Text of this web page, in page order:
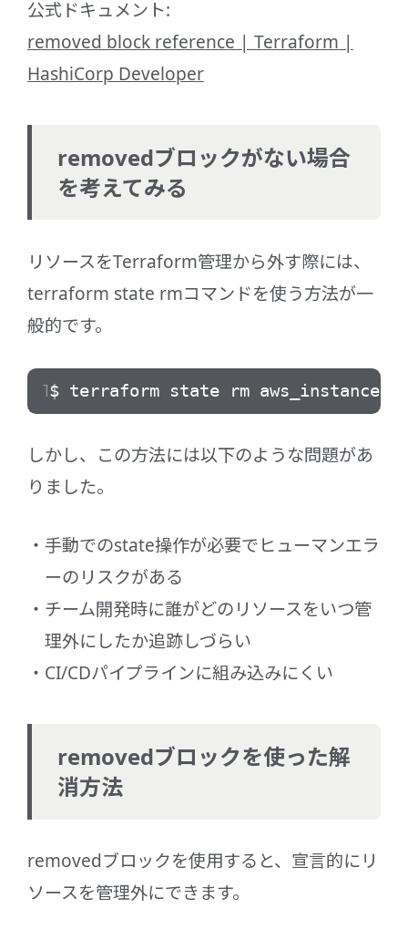
公式ドキュメント:
removed block reference | Terraform |
HashiCorp Developer
removedブロックがない場合
を考えてみる
リソースをTerraform管理から外す際には、
terraform state rmコマンドを使う方法が一
般的です。
$ terraform state rm
しかし、この方法には以下のような問題があ
りました。
手動でのstate操作が必要でヒューマンエラ
ーのリスクがある
チーム開発時に誰がどのリソースをいつ管
理外にしたか追跡しづらい
CI/CDパイプラインに組み込みにくい
removedブロックを使った解
消方法
removedブロックを使用すると、宣言的にリ
ソースを管理外にできます。